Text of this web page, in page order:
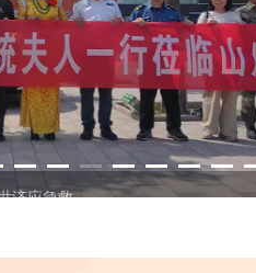
济应急救
2 3 4 5 6 7 8